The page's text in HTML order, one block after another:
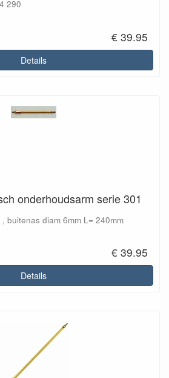
290
€ 39.95
Details
onderhoudsarm serie 301
buitenas diam 6mm L= 240mm
€ 39.95
Details